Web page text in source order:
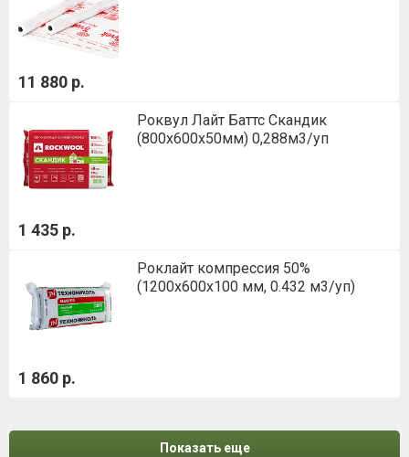
11 880 р.
Роквул Лайт Баттс Скандик
(800х600х50мм) 0,288м3/уп
1 435 р.
Роклайт компрессия 50%
(1200х600х100 мм, 0.432 м3/уп)
1 860 р.
Показать еще